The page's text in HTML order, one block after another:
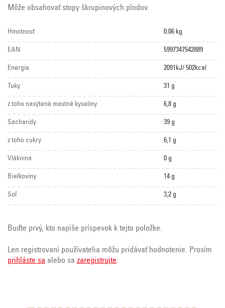
Môže obsahovať stopy škrupinových plodov.
Hmotnosť 0.06 kg
EAN 5997347542889
Energia 2091kJ/ 502kcal
Tuky 31 g
z toho nasýtené mastné kyseliny 6,8 g
Sacharidy 39 g
z toho cukry 6,1 g
Vláknina 0 g
Bielkoviny 14 g
Soľ 3,2 g
Buďte prvý, kto napíše príspevok k tejto položke.
Len registrovaní používatelia môžu pridávať hodnotenie. Prosím
prihláste sa alebo sa zaregistrujte.